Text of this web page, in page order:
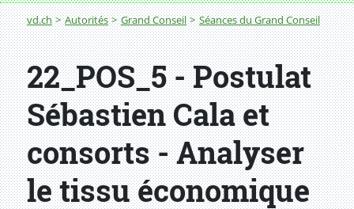
Fil d'Ariane
vd.ch Autorités Grand Conseil Séances du Grand Conseil
22_POS_5 - Postulat
Sébastien Cala et
consorts - Analyser
le tissu économique